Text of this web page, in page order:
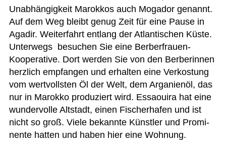
Unab­hän­gig­keit Marok­kos auch Moga­dor genannt.
Auf dem Weg bleibt genug Zeit für eine Pause in
Aga­dir. Wei­ter­fahrt ent­lang der Atlan­ti­schen Küste.
Unter­wegs besu­chen Sie eine Ber­ber­frauen-
Koope­ra­tive. Dort wer­den Sie von den Ber­be­rin­nen
herz­lich emp­fan­gen und erhal­ten eine Ver­kos­tung
vom wert­volls­ten Öl der Welt, dem Arga­ni­enöl, das
nur in Marokko pro­du­ziert wird. Essaouira hat eine
wun­der­volle Alt­stadt, einen Fischer­ha­fen und ist
nicht so groß. Viele bekannte Künst­ler und Pro­mi­
nente hat­ten und haben hier eine Wohnung.